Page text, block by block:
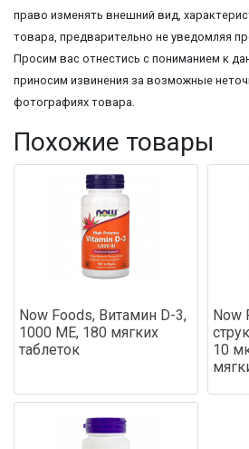
право изменять внешний вид,
товара, предварительно не уведомляя
Просим вас отнестись с пониманием к
приносим извинения за возможные
фотографиях товара.
Похожие товары
Now Foods, Витамин D-3,
1000 МЕ, 180 мягких
таблеток
Now
10